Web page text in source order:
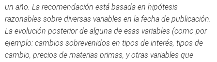
un año. La recomendación está basada en hipótesis
razonables sobre diversas variables en la fecha de publicación.
La evolución posterior de alguna de esas variables (como por
ejemplo: cambios sobrevenidos en tipos de interés, tipos de
cambio, precios de materias primas, y otras variables que